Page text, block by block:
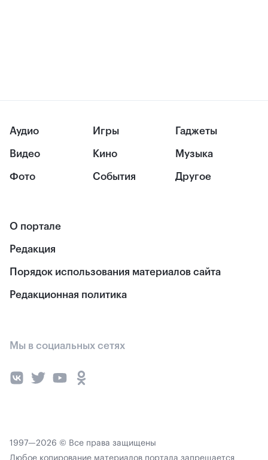
Аудио
Видео
Фото
Игры
Кино
События
Гаджеты
Музыка
Другое
О портале
Редакция
Порядок использования материалов сайта
Редакционная политика
Мы в социальных сетях
1997—2026 © Все права защищены
Любое копирование материалов портала запрещается